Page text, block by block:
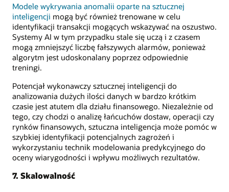
Modele wykrywania anomalii oparte na sztucznej
inteligencji mogą być również trenowane w celu
identyfikacji transakcji mogących wskazywać na oszustwo.
Systemy AI w tym przypadku stale się uczą i z czasem
mogą zmniejszyć liczbę fałszywych alarmów, ponieważ
algorytm jest udoskonalany poprzez odpowiednie
treningi.
Potencjał wykonawczy sztucznej inteligencji do
analizowania dużych ilości danych w bardzo krótkim
czasie jest atutem dla działu finansowego. Niezależnie od
tego, czy chodzi o analizę łańcuchów dostaw, operacji czy
rynków finansowych, sztuczna inteligencja może pomóc w
szybkiej identyfikacji potencjalnych zagrożeń i
wykorzystaniu technik modelowania predykcyjnego do
oceny wiarygodności i wpływu możliwych rezultatów.
7. Skalowalność